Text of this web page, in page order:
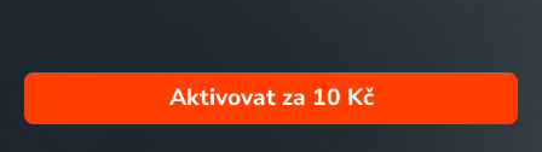
Aktivovat za 10 Kč